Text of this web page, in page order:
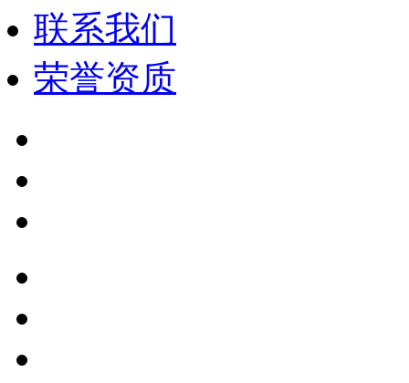
联系我们
荣誉资质